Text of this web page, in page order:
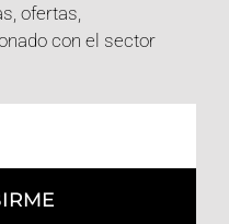
ofertas,
con el sector